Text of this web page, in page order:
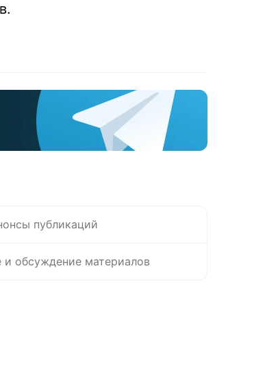
публикаций
обсуждение материалов